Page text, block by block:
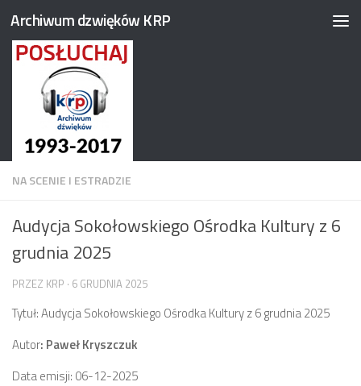
Przejdź do treści
Archiwum dzwięków KRP
NA SCENIE I ESTRADZIE
Audycja Sokołowskiego Ośrodka Kultury z 6
grudnia 2025
PRZEZ KRP · 6 GRUDNIA 2025
Tytuł: Audycja Sokołowskiego Ośrodka Kultury z 6 grudnia 2025
Autor: Paweł Kryszczuk
Data emisji: 06-12-2025